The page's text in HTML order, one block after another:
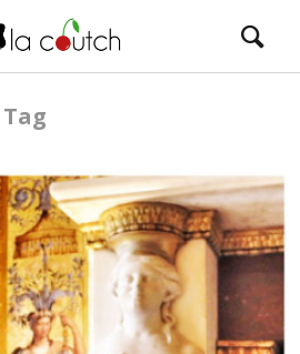
Tag